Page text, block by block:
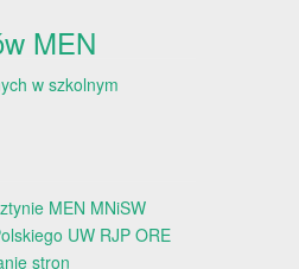
MEN
w szkolnym
MEN MNiSW
UW RJP ORE
stron